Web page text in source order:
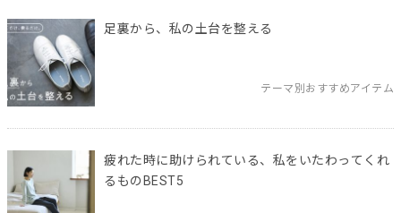
足裏から、私の土台を整える
テーマ別おすすめアイテム
疲れた時に助けられている、私をいたわってくれ
るものBEST5